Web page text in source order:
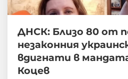
ДНСК: Близо 80 от
незаконния
вдигнати в
Коцев